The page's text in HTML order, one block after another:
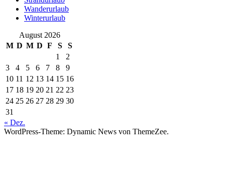
Wanderurlaub
Winterurlaub
August 2026
M D M D F S
S
1
2
3
4 5 6 7 8
9
10 11 12 13 14 15 16
17 18 19 20 21 22 23
24 25 26 27 28 29 30
31
« Dez.
WordPress-Theme: Dynamic News von ThemeZee.